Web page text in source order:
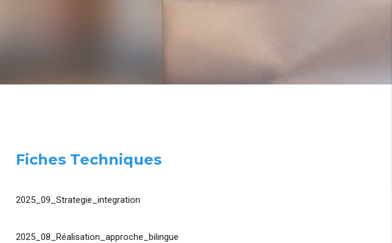
Fiches Techniques
2025_09_Strategie_integration
2025_08_Réalisation_approche_bilingue